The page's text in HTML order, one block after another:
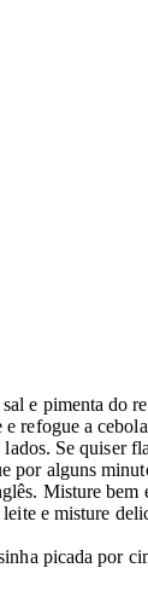
e pimenta do
refogue a
Se quiser
por alguns
Misture bem
e misture
picada por